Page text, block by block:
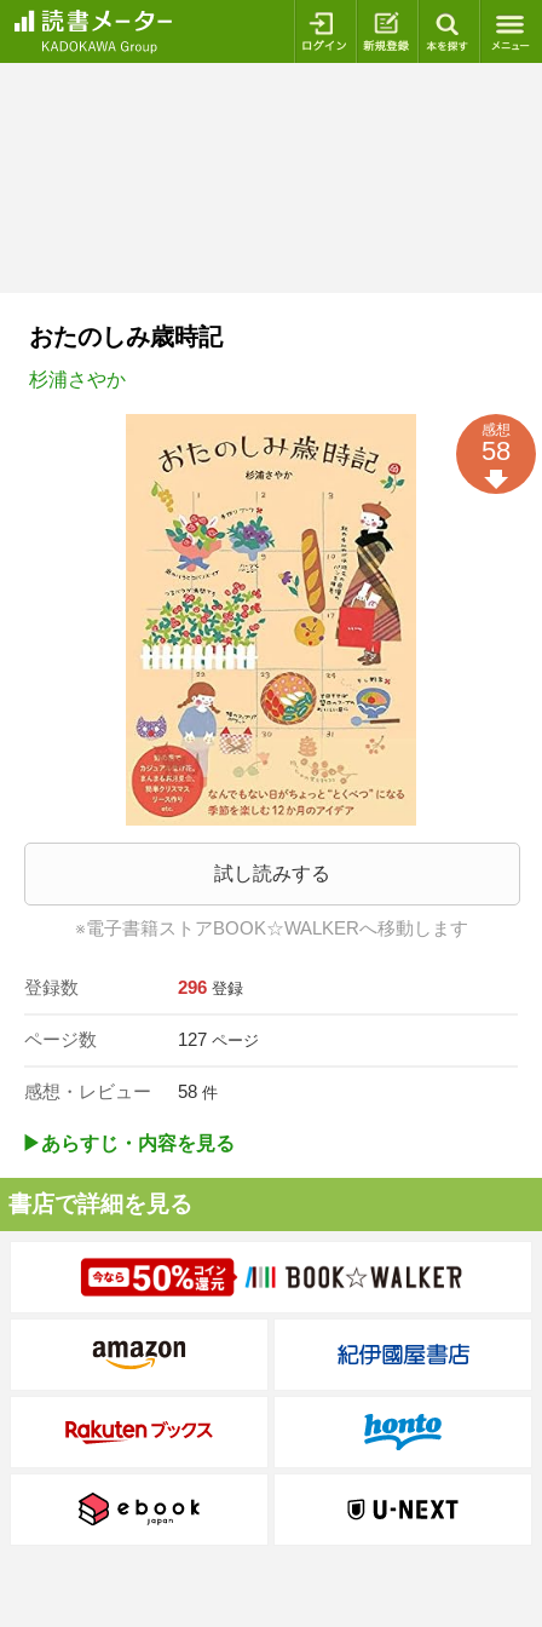
ログイン 新規登録
おたのしみ歳時記
杉浦さやか
試し読みする
※電子書籍ストアBOOK☆WALKERへ移動します
登録数 296 登録
ページ数 127 ページ
感想・レビュー 58 件
感想
58
▶︎あらすじ・内容を見る
書店で詳細を見る